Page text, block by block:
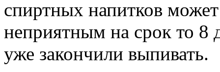
спиртных напитков
неприятным на срок то 8
уже закончили выпивать.